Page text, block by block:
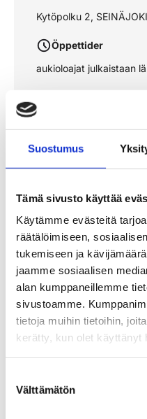
Suostumus
Tämä sivusto käyttää
Käytämme evästeitä
räätälöimiseen,
tukemiseen ja
jaamme sosiaalisen
alan kumppaneillemme
sivustoamme.
tietoja muihin tietoihin,
kerätty, kun olet käyttänyt
valinta
Välttämätön
Kytöpolku 2, SEINÄJOKI
Öppettider
aukioloajat julkaistaan
Se rutten på kartan